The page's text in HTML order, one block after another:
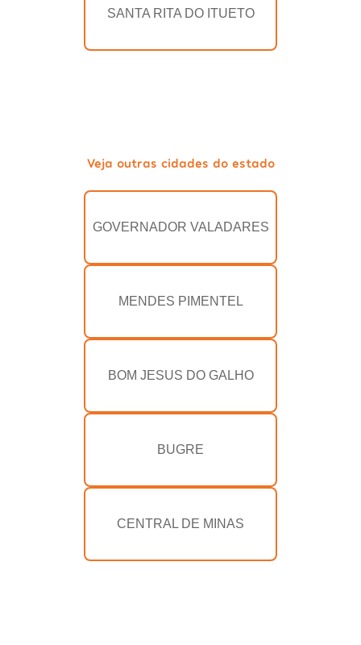
SANTA RITA DO ITUETO
Veja outras cidades do estado
GOVERNADOR VALADARES
MENDES PIMENTEL
BOM JESUS DO GALHO
BUGRE
CENTRAL DE MINAS